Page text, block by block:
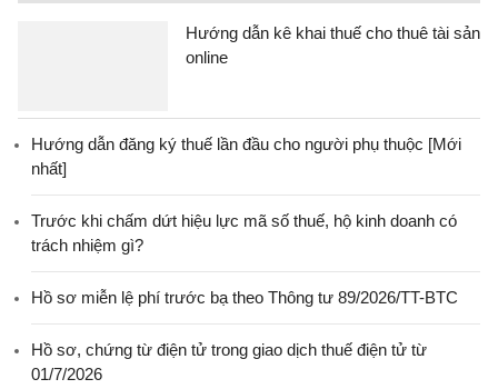
Hướng dẫn kê khai thuế cho thuê tài sản
online
Hướng dẫn đăng ký thuế lần đầu cho người phụ thuộc [Mới
nhất]
Trước khi chấm dứt hiệu lực mã số thuế, hộ kinh doanh có
trách nhiệm gì?
Hồ sơ miễn lệ phí trước bạ theo Thông tư 89/2026/TT-BTC
Hồ sơ, chứng từ điện tử trong giao dịch thuế điện tử từ
01/7/2026